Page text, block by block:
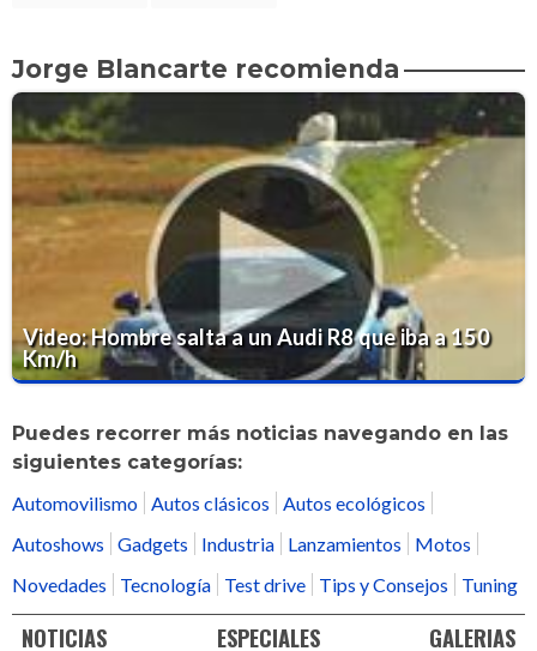
Jorge Blancarte recomienda
Video: Hombre salta a un Audi R8 que iba a 150
Km/h
Puedes recorrer más noticias navegando en las
siguientes categorías:
Automovilismo
Autos clásicos
Autos ecológicos
Autoshows
Gadgets Industria Lanzamientos
Motos
Novedades
Tecnología Test drive Tips y Consejos Tuning
NOTICIAS ESPECIALES GALERIAS